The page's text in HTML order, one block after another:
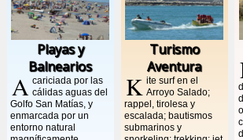
Playas y
Balnearios
A cariciada por las
cálidas aguas del
Golfo San Matías, y
enmarcada por un
entorno natural
Turismo
Aventura
K ite surf en el
Arroyo Salado;
rappel, tirolesa y
escalada; bautismos
submarinos y